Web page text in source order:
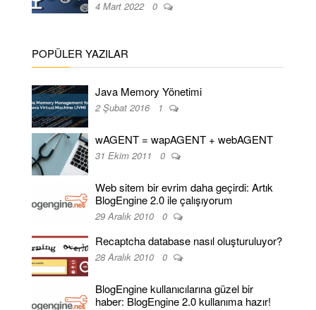
4 Mart 2022 0
POPÜLER YAZILAR
Java Memory Yönetimi
2 Şubat 2016 1
wAGENT = wapAGENT + webAGENT
31 Ekim 2011 0
Web sitem bir evrim daha geçirdi: Artık
BlogEngine 2.0 ile çalışıyorum
29 Aralık 2010 0
Recaptcha database nasıl oluşturuluyor?
28 Aralık 2010 0
BlogEngine kullanıcılarına güzel bir
haber: BlogEngine 2.0 kullanıma hazır!